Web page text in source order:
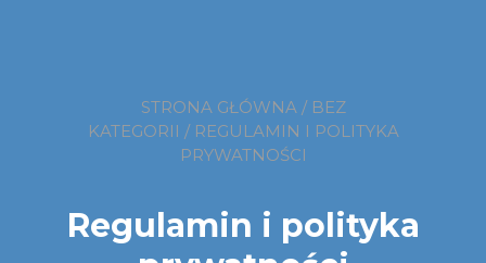
STRONA GŁÓWNA/ BEZ
KATEGORII / REGULAMIN I POLITYKA
PRYWATNOŚCI
Regulamin i polityka